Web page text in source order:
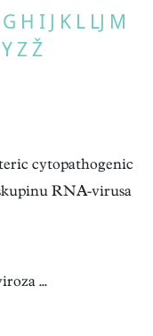
G H I J K L LJ M
YZŽ
cytopathogenic
RNA-virusa
...